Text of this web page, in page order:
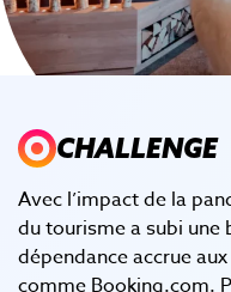
CHALLENGE
Avec l’impact de la
du tourisme a subi une
dépendance accrue
comme Booking.com.